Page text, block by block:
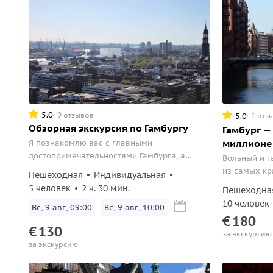
5.0 9 отзывов
Обзорная экскурсия по Гамбургу
Я познакомлю вас с главными
достопримечательностями Гамбурга, а
города.
Пешеходная
Индивидуальная
5 человек
2 ч. 30 мин.
Вс, 9 авг, 09:00 Вс, 9 авг, 10:00
€130
за экскурсию
5.0 1
Гамбург
Вольный и
из самых
предлагаю
этого
прошлого
миллионов
10 человек
€180
за экскурсию